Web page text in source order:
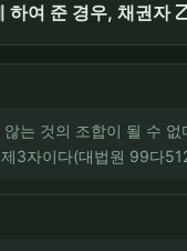
하여 준 경우, 채권자
는 것의 조합이 될 수 없
3자이다(대법원 99다